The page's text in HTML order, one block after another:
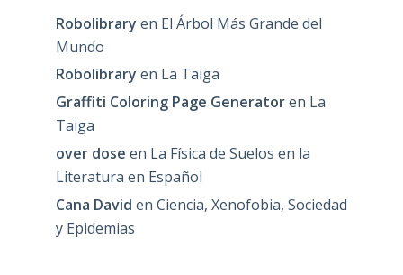
Robolibrary en El Árbol Más Grande del
Mundo
Robolibrary en La Taiga
Graffiti Coloring Page Generatoren La
Taiga
over dose en La Física de Suelos en la
Literatura en Español
Cana David en Ciencia, Xenofobia, Sociedad
y Epidemias